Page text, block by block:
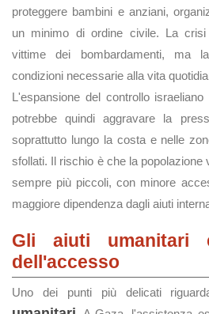
proteggere bambini e anziani,
un minimo di ordine civile. La
vittime dei bombardamenti, ma
condizioni necessarie alla vita
L'espansione del controllo
potrebbe quindi aggravare la
soprattutto lungo la costa e nelle
sfollati. Il rischio è che la
sempre più piccoli, con minore
maggiore dipendenza dagli aiuti
Gli aiuti umanitari
dell'accesso
Uno dei punti più delicati